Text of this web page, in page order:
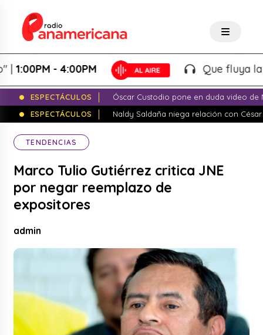
- 4:00PM Que fluya la
ESPECTÁCULOS
Óscar Custodio pone en duda video de
ESPECTÁCULOS
Naldy Saldaña niega relación con
TENDENCIAS
Marco Tulio Gutiérrez critica JNE
por negar reemplazo de
expositores
admin